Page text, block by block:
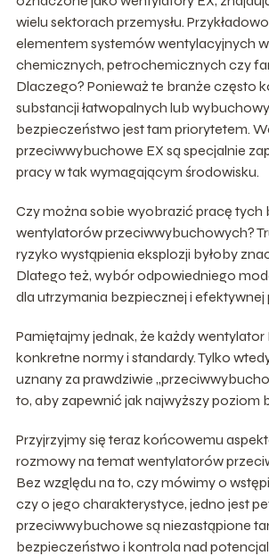
wielu sektorach przemysłu.
elementem systemów wentylacyjnych
chemicznych, petrochemicznych czy
Dlaczego? Ponieważ te branże często
substancji łatwopalnych lub
bezpieczeństwo jest tam priorytetem.
przeciwwybuchowe EX są specjalnie
pracy w tak wymagającym środowisku.
Czy można sobie wyobrazić pracę tych
wentylatorów przeciwwybuchowych?
ryzyko wystąpienia eksplozji byłoby
Dlatego też, wybór odpowiedniego
dla utrzymania bezpiecznej i efektywnej
Pamiętajmy jednak, że każdy wentylator
konkretne normy i standardy. Tylko
uznany za prawdziwie
to, aby zapewnić jak najwyższy poziom
Przyjrzyjmy się teraz końcowemu
rozmowy na temat wentylatorów
Bez względu na to, czy mówimy o
czy o jego charakterystyce, jedno jest
przeciwwybuchowe są niezastąpione
bezpieczeństwo i kontrola nad